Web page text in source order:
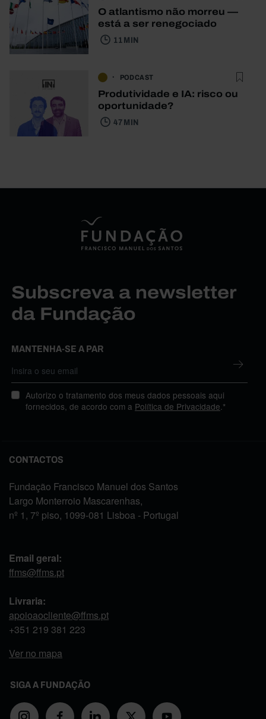
O atlantismo não morreu —
está a ser renegociado
11 MIN
PODCAST
Produtividade e IA: risco ou
oportunidade?
47 MIN
Subscreva a newsletter
da Fundação
MANTENHA-SE A PAR
Autorizo o tratamento dos meus dados pessoais aqui
fornecidos, de acordo com a Política de Privacidade .*
CONTACTOS
Fundação Francisco Manuel dos Santos
Largo Monterroio Mascarenhas,
nº 1, 7º piso, 1099-081 Lisboa - Portugal
Email geral:
ffms@ffms.pt
Livraria:
apoioaocliente@ffms.pt
+351 219 381 223
Ver no mapa
SIGA A FUNDAÇÃO